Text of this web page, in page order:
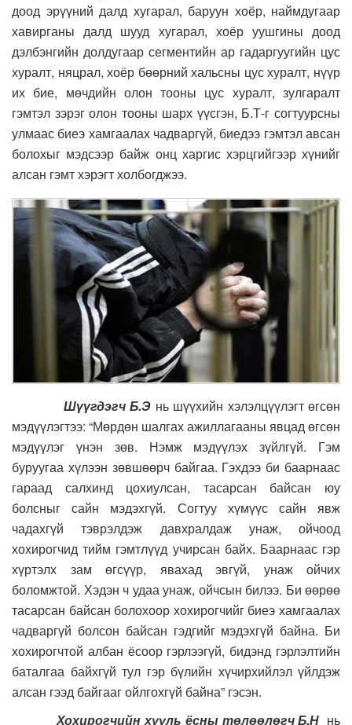
доод эрүүний далд хугарал, баруун хоёр, наймдугаар
хавирганы далд шууд хугарал, хоёр уушгины доод
дэлбэнгийн долдугаар сегментийн ар гадаргуугийн цус
хуралт, няцрал, хоёр бөөрний хальсны цус хуралт, нүүр
их бие, мөчдийн олон тооны цус хуралт, зулгаралт
гэмтэл зэрэг олон тооны шарх үүсгэн, Б.Т-г согтуурсны
улмаас биеэ хамгаалах чадваргүй, биедээ гэмтэл авсан
болохыг мэдсээр байж онц харгис хэрцгийгээр хүнийг
алсан гэмт хэрэгт холбогджээ.
Шүүгдэгч Б.Э нь шүүхийн хэлэлцүүлэгт өгсөн
мэдүүлэгтээ: “Мөрдөн шалгах ажиллагааны явцад өгсөн
мэдүүлэг үнэн зөв. Нэмж мэдүүлэх зүйлгүй. Гэм
буруугаа хүлээн зөвшөөрч байгаа. Гэхдээ би баарнаас
гараад салхинд цохиулсан, тасарсан байсан юу
болсныг сайн мэдэхгүй. Согтуу хүмүүс сайн явж
чадахгүй тэврэлдэж давхралдаж унаж, ойчоод
хохирогчид тийм гэмтлүүд учирсан байх. Баарнаас гэр
хүртэлх зам өгсүүр, явахад эвгүй, унаж ойчих
боломжтой. Хэдэн ч удаа унаж, ойчсын билээ. Би өөрөө
тасарсан байсан болохоор хохирогчийг биеэ хамгаалах
чадваргүй болсон байсан гэдгийг мэдэхгүй байна. Би
хохирогчтой албан ёсоор гэрлээгүй, бидэнд гэрлэлтийн
баталгаа байхгүй тул гэр бүлийн хүчирхийлэл үйлдэж
алсан гээд байгааг ойлгохгүй байна” гэсэн.
Хохирогчийн хууль ёсны төлөөлөгч Б.Н нь